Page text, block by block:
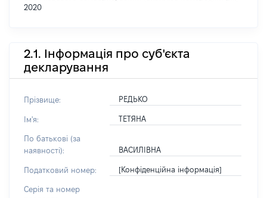
2020
2.1. Інформація про суб'єкта
декларування
Прізвище: РЕДЬКО
Ім'я: ТЕТЯНА
По батькові (за
наявності):
ВАСИЛІВНА
Податковий номер: [Конфіденційна інформація]
Серія та номер